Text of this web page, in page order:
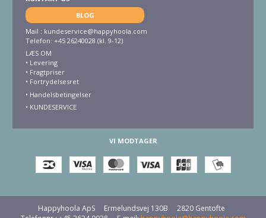
BLOG
Mail : kundeservice@happyhoola.com
Telefon: +45 26240028 (kl. 9-12)
LÆS OM
• Levering
• Fragtpriser
• Fortrydelsesret
• Handelsbetingelser
• KUNDESERVICE
VI MODTAGER
Happyhoola ApS Ermelundsvej 130B
2820 Gentofte